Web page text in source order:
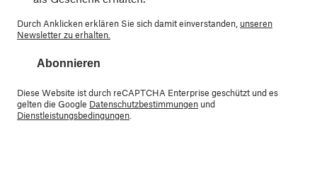
Durch Anklicken erklären Sie sich damit einverstanden, unseren
Newsletter zu erhalten.
Abonnieren
Diese Website ist durch reCAPTCHA Enterprise geschützt und es
gelten die Google Datenschutzbestimmungen und
Dienstleistungsbedingungen